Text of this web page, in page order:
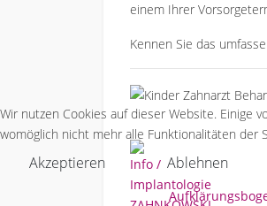
einem Ihrer
Kennen Sie das
Wir nutzen Cookies auf dieser Website. Einige
womöglich nicht mehr alle Funktionalitäten der
Akzeptieren Ablehnen